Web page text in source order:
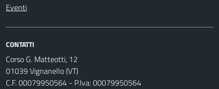
Eventi
CONTATTI
Corso G. Matteotti, 12
01039 Vignanello (VT)
C.F. 00079950564 - P.Iva: 00079950564